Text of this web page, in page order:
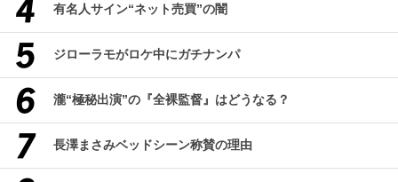
有名人サイン“ネット売買”の闇
ジローラモがロケ中にガチナンパ
瀧“極秘出演”の『全裸監督』はどうなる？
長澤まさみベッドシーン称賛の理由